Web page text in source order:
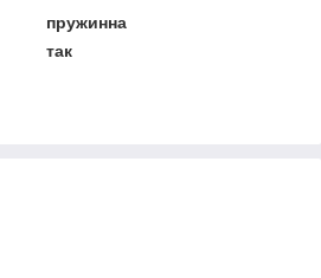
пружинна
так